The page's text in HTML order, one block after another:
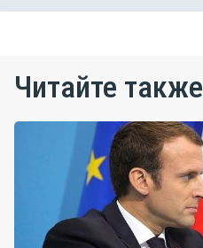
Читайте также